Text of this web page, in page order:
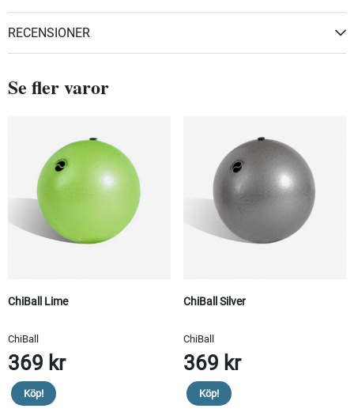
RECENSIONER
Se fler varor
ChiBall Lime
ChiBall
369 kr
Köp!
ChiBall Silver
ChiBall
369 kr
Köp!